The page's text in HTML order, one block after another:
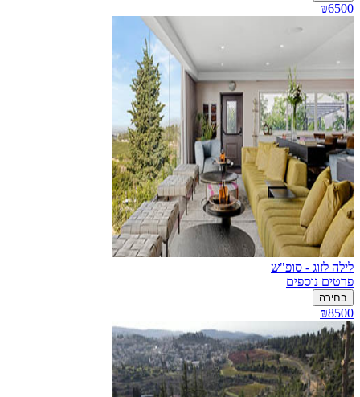
₪6500
לילה לזוג - סופ"ש
פרטים נוספים
בחירה
₪8500